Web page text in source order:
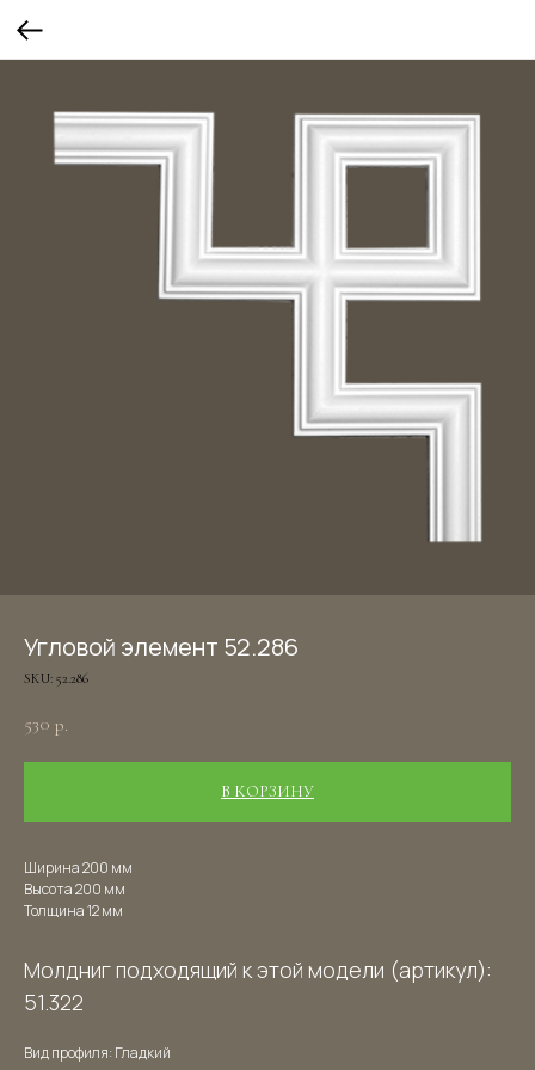
Угловой элемент 52.286
SKU: 52.286
530 р.
В КОРЗИНУ
Ширина 200 мм
Высота 200 мм
Толщина 12 мм
Молдниг подходящий к этой модели (артикул):
51.322
Вид профиля: Гладкий